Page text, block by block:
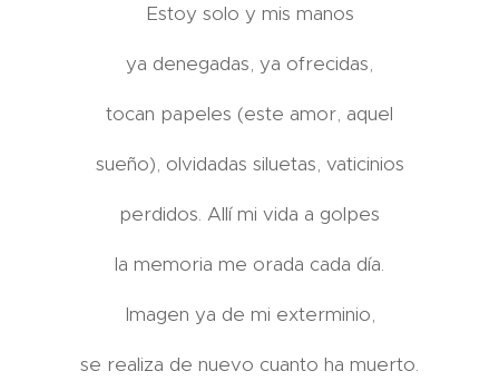
Estoy solo y mis manos
ya denegadas, ya ofrecidas,
tocan papeles (este amor, aquel
sueño), olvidadas siluetas, vaticinios
perdidos. Allí mi vida a golpes
la memoria me orada cada día.
Imagen ya de mi exterminio,
se realiza de nuevo cuanto ha muerto.